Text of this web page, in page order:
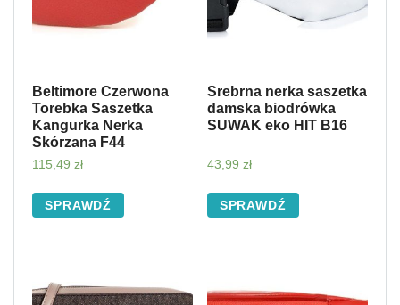
Beltimore Czerwona
Torebka Saszetka
Kangurka Nerka
Skórzana F44
115,49 zł
SPRAWDŹ
Srebrna nerka saszetka
damska biodrówka
SUWAK eko HIT B16
43,99 zł
SPRAWDŹ